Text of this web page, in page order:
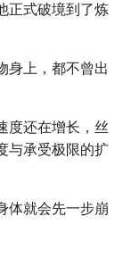
正式破境到了炼
身上，都不曾出
度还在增长，丝
与承受极限的扩
体就会先一步崩